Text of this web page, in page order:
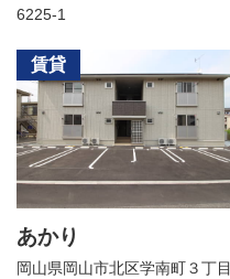
6225-1
賃貸
あかり
岡山県岡山市北区学南町３丁目